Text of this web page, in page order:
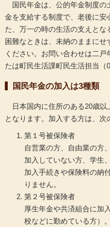
国民年金は、公的年金制度
金を支給する制度で、老後に安
た、万一の時の生活の支えと
困難なときは、未納のままに
ください。お問い合わせは二戸
たは町民生活課町民生活担当（
国民年金の加入は3種類
日本国内に住所のある20歳以
となります。加入する方は、次
第１号被保険者
自営業の方、自由業の方
加入していない方、学生
加入手続きや保険料の納
りません。
第２号被保険者
厚生年金や共済組合に加
校などに勤めている方）。